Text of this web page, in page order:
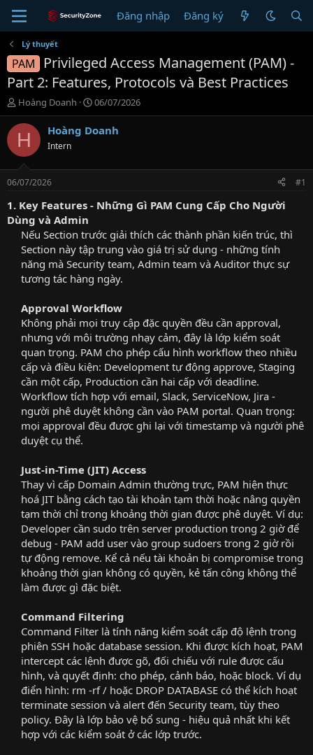
Đăng nhập Đăng ký
Lý thuyết
PAM
Privileged Access Management (PAM) -
Part 2: Features, Protocols và Best Practices
T
h
r
e
d
s
t
a
r
t
e
Hoàng Doanh
N
g
à
06/07/2026
H Hoàng Doanh
Intern
06/07/2026 #1
1. Key Features - Những Gì PAM Cung Cấp Cho Người
Dùng và Admin
Nếu Section trước giải thích các thành phần kiến trúc, thì
Section này tập trung vào giá trị sử dụng - những tính
năng mà Security team, Admin team và Auditor thực sự
tương tác hàng ngày.​
Approval Workflow
Không phải mọi truy cập đặc quyền đều cần approval,
nhưng với môi trường nhạy cảm, đây là lớp kiểm soát
quan trọng. PAM cho phép cấu hình workflow theo nhiều
cấp và điều kiện: Development tự động approve, Staging
cần một cấp, Production cần hai cấp với deadline.
Workflow tích hợp với email, Slack, ServiceNow, Jira -
người phê duyệt không cần vào PAM portal. Quan trọng:
mọi approval đều được ghi lại với timestamp và người phê
duyệt cụ thể.​
Just-in-Time (JIT) Access
Thay vì cấp Domain Admin thường trực, PAM hiện thực
hoá JIT bằng cách tạo tài khoản tạm thời hoặc nâng quyền
tạm thời chỉ trong khoảng thời gian được phê duyệt. Ví dụ:
Developer cần sudo trên server production trong 2 giờ để
debug - PAM add user vào group sudoers trong 2 giờ rồi
tự động remove. Kể cả nếu tài khoản bị compromise trong
khoảng thời gian không có quyền, kẻ tấn công không thể
làm được gì đặc biệt.​
Command Filtering
Command Filter là tính năng kiểm soát cấp độ lệnh trong
phiên SSH hoặc database session. Khi được kích hoạt, PAM
intercept các lệnh được gõ, đối chiếu với rule được cấu
hình, và quyết định: cho phép, cảnh báo, hoặc block. Ví dụ
điển hình: rm -rf / hoặc DROP DATABASE có thể kích hoạt
terminate session và alert đến Security team, tùy theo
policy. Đây là lớp bảo vệ bổ sung - hiệu quả nhất khi kết
hợp với các kiểm soát ở các lớp trước.​